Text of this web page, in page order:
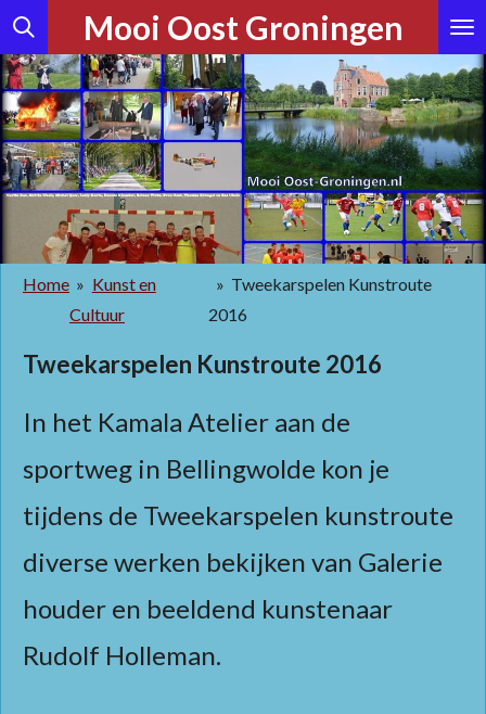
Ga
direct
naar
de
hoofdinhoud
Mooi Oost Groningen
Home » Kunst en
Cultuur
» Tweekarspelen Kunstroute
2016
Tweekarspelen Kunstroute 2016
In het Kamala Atelier aan de
sportweg in Bellingwolde kon je
tijdens de Tweekarspelen kunstroute
diverse werken bekijken van Galerie
houder en beeldend kunstenaar
Rudolf Holleman.